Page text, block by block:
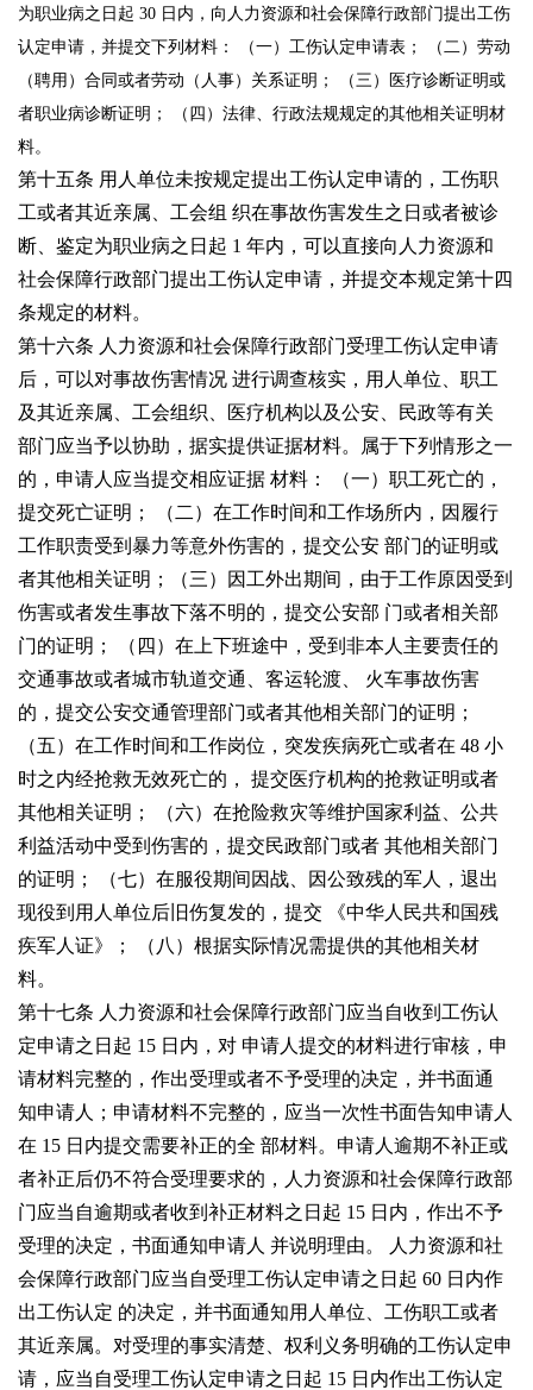
为职业病之日起 30 日内，向人力资源和社会保障行政部门提出工伤
认定申请，并提交下列材料：
（一）工伤认定申请表；
（二）劳动
（聘用）合同或者劳动（人事）关系证明；
（三）医疗诊断证明或
者职业病诊断证明；
（四）法律、行政法规规定的其他相关证明材
料。
第十五条 用人单位未按规定提出工伤认定申请的，工伤职
工或者其近亲属、工会组 织在事故伤害发生之日或者被诊
断、鉴定为职业病之日起 1 年内，可以直接向人力资源和
社会保障行政部门提出工伤认定申请，并提交本规定第十四
条规定的材料。
第十六条 人力资源和社会保障行政部门受理工伤认定申请
后，可以对事故伤害情况 进行调查核实，用人单位、职工
及其近亲属、工会组织、医疗机构以及公安、民政等有关
部门应当予以协助，据实提供证据材料。属于下列情形之一
的，申请人应当提交相应证据 材料：
（一）职工死亡的，
提交死亡证明；
（二）在工作时间和工作场所内，因履行
工作职责受到暴力等意外伤害的，提交公安 部门的证明或
者其他相关证明；
（三）因工外出期间，由于工作原因受到
伤害或者发生事故下落不明的，提交公安部 门或者相关部
门的证明；
（四）在上下班途中，受到非本人主要责任的
交通事故或者城市轨道交通、客运轮渡、 火车事故伤害
的，提交公安交通管理部门或者其他相关部门的证明；
（五）在工作时间和工作岗位，突发疾病死亡或者在 48 小
时之内经抢救无效死亡的， 提交医疗机构的抢救证明或者
其他相关证明；
（六）在抢险救灾等维护国家利益、公共
利益活动中受到伤害的，提交民政部门或者 其他相关部门
的证明；
（七）在服役期间因战、因公致残的军人，退出
现役到用人单位后旧伤复发的，提交
《中华人民共和国残
疾军人证》；
（八）根据实际情况需提供的其他相关材
料。
第十七条 人力资源和社会保障行政部门应当自收到工伤认
定申请之日起 15 日内，对 申请人提交的材料进行审核，申
请材料完整的，作出受理或者不予受理的决定，并书面通
知申请人；申请材料不完整的，应当一次性书面告知申请人
在 15 日内提交需要补正的全 部材料。申请人逾期不补正或
者补正后仍不符合受理要求的，人力资源和社会保障行政部
门应当自逾期或者收到补正材料之日起 15 日内，作出不予
受理的决定，书面通知申请人 并说明理由。
人力资源和社
会保障行政部门应当自受理工伤认定申请之日起 60 日内作
出工伤认定 的决定，并书面通知用人单位、工伤职工或者
其近亲属。对受理的事实清楚、权利义务明确的工伤认定申
请，应当自受理工伤认定申请之日起 15 日内作出工伤认定